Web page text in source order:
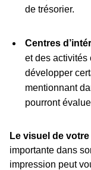
de trésorier.
Centres
et des activités
développer
mentionnant
pourront
Le visuel de votre
importante dans
impression peut